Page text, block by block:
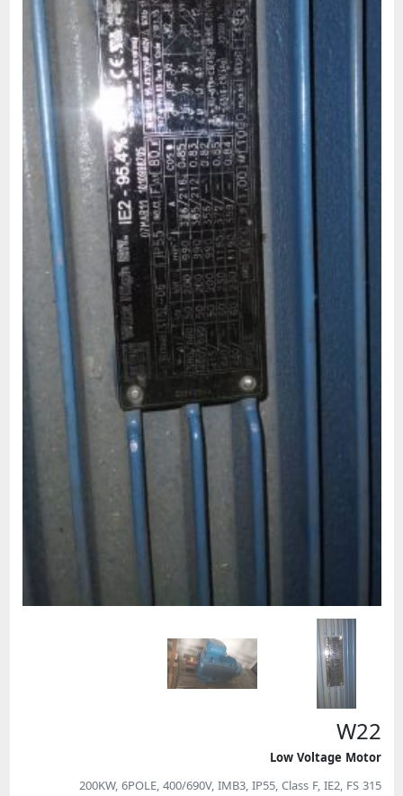
W22
Low Voltage Motor
200KW, 6POLE, 400/690V, IMB3, IP55, Class F, IE2, FS 315